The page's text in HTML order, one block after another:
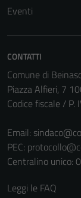
Eventi
CONTATTI
Comune di
Piazza Alfieri, 7
Codice fiscale /
Email:
PEC:
Centralino unico:
Leggi le FAQ